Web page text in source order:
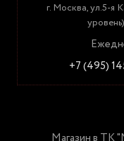
г. Москва, ул.5-я
+7 (495)